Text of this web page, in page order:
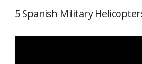
5 Spanish Military